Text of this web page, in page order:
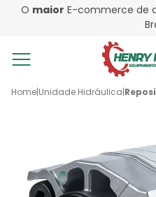
O maior E-commerce de
Home|Unidade Hidráulica|